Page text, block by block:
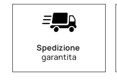
Spedizione
garantita